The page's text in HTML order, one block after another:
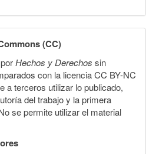
(CC)
Hechos y Derechos sin
con la licencia CC BY-NC
a terceros utilizar lo publicado,
del trabajo y la primera
se permite utilizar el material